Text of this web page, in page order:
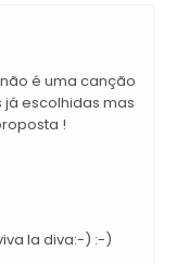
é uma canção
escolhidas mas
!
la diva:-) :-)